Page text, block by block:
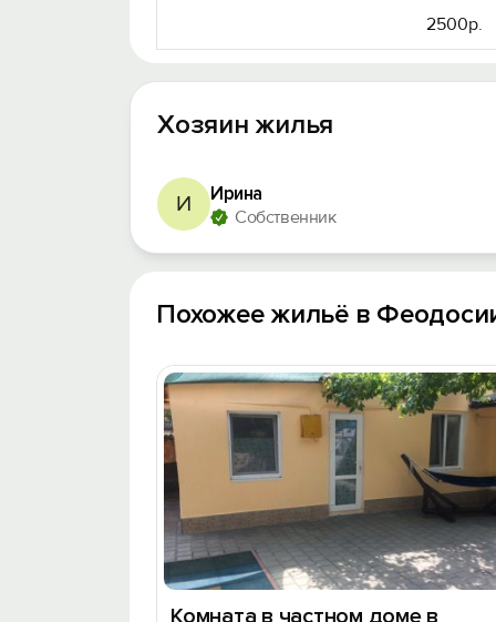
2500р.
Хозяин жилья
И Ирина
Собственник
Похожее жильё в
Комната в частном доме в